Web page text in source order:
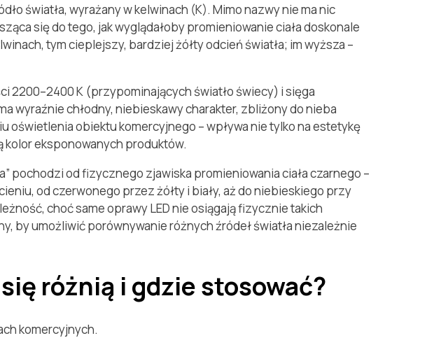
światła, wyrażany w kelwinach (K). Mimo nazwy nie ma nic
się do tego, jak wyglądałoby promieniowanie ciała doskonale
tym cieplejszy, bardziej żółty odcień światła; im wyższa –
2200–2400 K (przypominających światło świecy) i sięga
wyraźnie chłodny, niebieskawy charakter, zbliżony do nieba
obiektu komercyjnego – wpływa nie tylko na estetykę
kolor eksponowanych produktów.
pochodzi od fizycznego zjawiska promieniowania ciała czarnego –
od czerwonego przez żółty i biały, aż do niebieskiego przy
choć same oprawy LED nie osiągają fizycznie takich
by umożliwić porównywanie różnych źródeł światła niezależnie
różnią i gdzie stosować?
komercyjnych.